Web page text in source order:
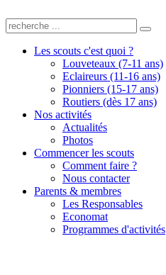
Les scouts c'est quoi ?
Louveteaux (7-11 ans)
Eclaireurs (11-16 ans)
Pionniers (15-17 ans)
Routiers (dès 17 ans)
Nos activités
Actualités
Photos
Commencer les scouts
Comment faire ?
Nous contacter
Parents & membres
Les Responsables
Economat
Programmes d'activités